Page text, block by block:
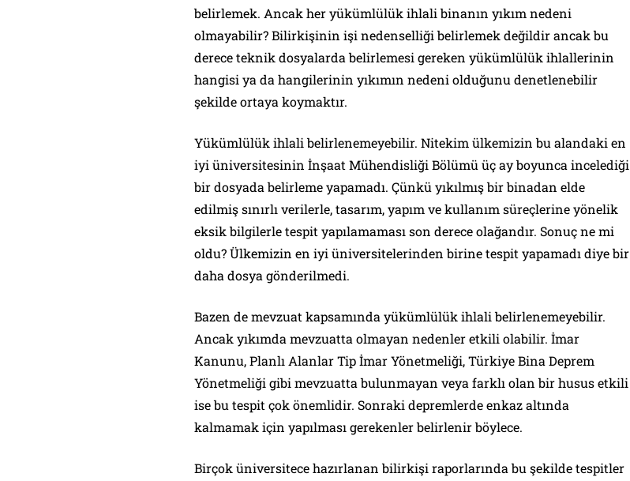
belirlemek. Ancak her yükümlülük ihlali binanın yıkım nedeni
olmayabilir? Bilirkişinin işi nedenselliği belirlemek değildir ancak bu
derece teknik dosyalarda belirlemesi gereken yükümlülük ihlallerinin
hangisi ya da hangilerinin yıkımın nedeni olduğunu denetlenebilir
şekilde ortaya koymaktır.
Yükümlülük ihlali belirlenemeyebilir. Nitekim ülkemizin bu alandaki en
iyi üniversitesinin İnşaat Mühendisliği Bölümü üç ay boyunca incelediği
bir dosyada belirleme yapamadı. Çünkü yıkılmış bir binadan elde
edilmiş sınırlı verilerle, tasarım, yapım ve kullanım süreçlerine yönelik
eksik bilgilerle tespit yapılamaması son derece olağandır. Sonuç ne mi
oldu? Ülkemizin en iyi üniversitelerinden birine tespit yapamadı diye bir
daha dosya gönderilmedi.
Bazen de mevzuat kapsamında yükümlülük ihlali belirlenemeyebilir.
Ancak yıkımda mevzuatta olmayan nedenler etkili olabilir. İmar
Kanunu, Planlı Alanlar Tip İmar Yönetmeliği, Türkiye Bina Deprem
Yönetmeliği gibi mevzuatta bulunmayan veya farklı olan bir husus etkili
ise bu tespit çok önemlidir. Sonraki depremlerde enkaz altında
kalmamak için yapılması gerekenler belirlenir böylece.
Birçok üniversitece hazırlanan bilirkişi raporlarında bu şekilde tespitler